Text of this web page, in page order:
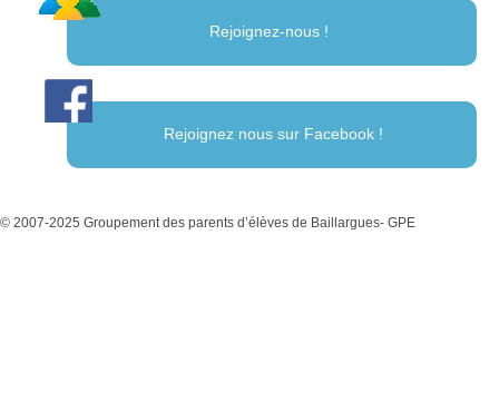
Rejoignez-nous !
Rejoignez nous sur Facebook !
© 2007-2025 Groupement des parents d’élèves de Baillargues- GPE